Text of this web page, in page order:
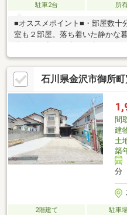
駐車2台
所
■オススメポイント■・部屋数
室も２部屋。落ち着いた静かな
間。・お洗濯やお子様の遊び場
害警戒区域（イエローゾーン）
路へのアクセス◎・北鉄バス 神
ーパー、コンビニ、ドラッグス
なんでも揃う便利なエリア♪・
近く安心の立地。・小中学校
石川県金沢市御所
間
建
土
築
分
2階建て 駐車